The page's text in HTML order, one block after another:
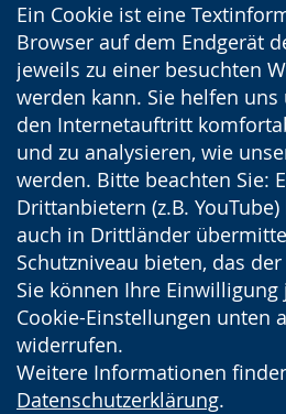
Ein Cookie ist eine
Browser auf dem Endgerät
jeweils zu einer besuchten
werden kann. Sie helfen
den Internetauftritt
und zu analysieren, wie
werden. Bitte beachten Sie:
Drittanbietern (z.B.
auch in Drittländer
Schutzniveau bieten, das
Sie können Ihre
Cookie-Einstellungen unten
widerrufen.
Weitere Informationen
Datenschutzerklärung.